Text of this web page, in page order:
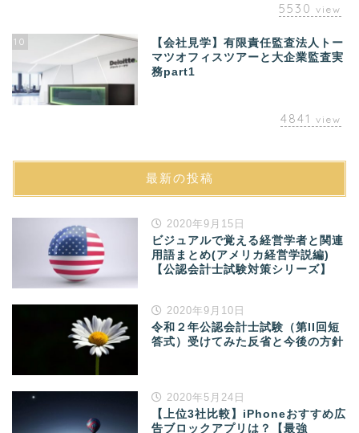
5530 view
10
【会社見学】有限責任監査法人トー
マツオフィスツアーと大企業監査実
務part1
4841 view
最新の投稿
2020年9月15日
ビジュアルで覚える経営学者と関連
用語まとめ(アメリカ経営学説編)
【公認会計士試験対策シリーズ】
2020年9月10日
令和２年公認会計士試験（第II回短
答式）受けてみた反省と今後の方針
2020年5月24日
【上位3社比較】iPhoneおすすめ広
告ブロックアプリは？【最強